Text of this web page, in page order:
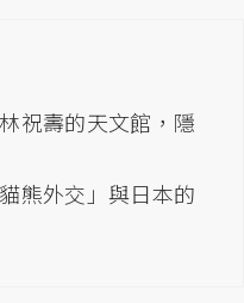
祝壽的天文館，隱
熊外交」與日本的